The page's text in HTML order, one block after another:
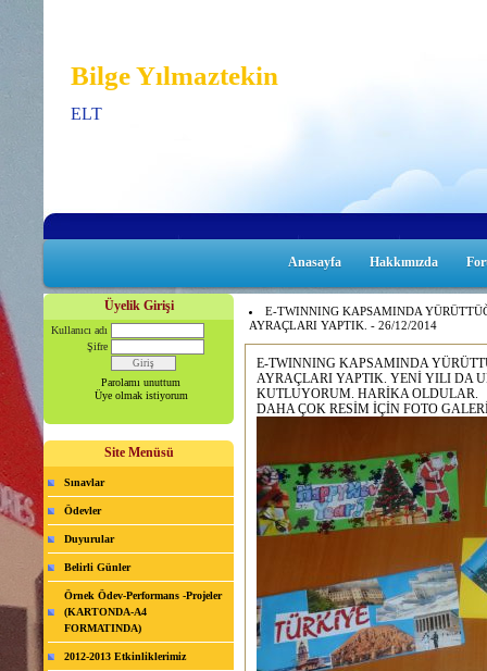
Bilge Yılmaztekin
ELT
Anasayfa Hakkımızda
Üyelik Girişi
Kullanıcı adı
Şifre
Parolamı unuttum
Üye olmak istiyorum
Site Menüsü
Sınavlar
Ödevler
Duyurular
Belirli Günler
Örnek Ödev-Performans -Projeler
(KARTONDA-A4
FORMATINDA)
2012-2013 Etkinliklerimiz
E-TWINNING KAPSAMINDA
AYRAÇLARI YAPTIK. - 26/12/2014
E-TWINNING KAPSAMINDA
AYRAÇLARI YAPTIK. YENİ YILI DA
KUTLUYORUM. HARİKA OLDULAR.
DAHA ÇOK RESİM İÇİN FOTO